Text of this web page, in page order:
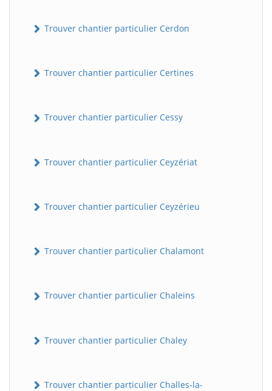
Trouver chantier particulier Cerdon
Trouver chantier particulier Certines
Trouver chantier particulier Cessy
Trouver chantier particulier Ceyzériat
Trouver chantier particulier Ceyzérieu
Trouver chantier particulier Chalamont
Trouver chantier particulier Chaleins
Trouver chantier particulier Chaley
Trouver chantier particulier Challes-la-